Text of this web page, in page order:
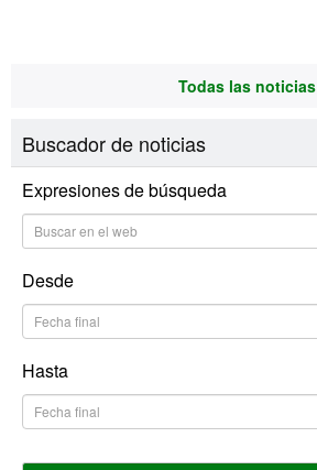
Todas las noticias
Buscador de noticias
Expresiones de búsqueda
Desde
Hasta